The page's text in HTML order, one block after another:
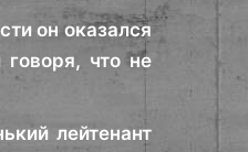
он оказался
что не
лейтенант